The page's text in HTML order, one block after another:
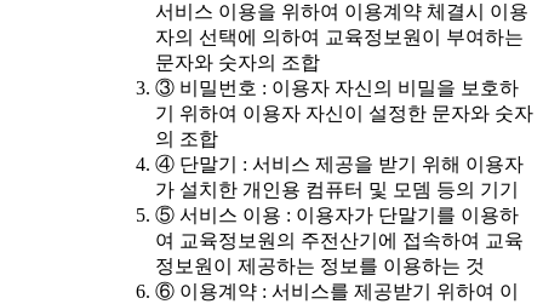
서비스 이용을 위하여 이용계약 체결시 이용
자의 선택에 의하여 교육정보원이 부여하는
문자와 숫자의 조합
③ 비밀번호 : 이용자 자신의 비밀을 보호하
기 위하여 이용자 자신이 설정한 문자와 숫자
의 조합
④ 단말기 : 서비스 제공을 받기 위해 이용자
가 설치한 개인용 컴퓨터 및 모뎀 등의 기기
⑤ 서비스 이용 : 이용자가 단말기를 이용하
여 교육정보원의 주전산기에 접속하여 교육
정보원이 제공하는 정보를 이용하는 것
⑥ 이용계약 : 서비스를 제공받기 위하여 이